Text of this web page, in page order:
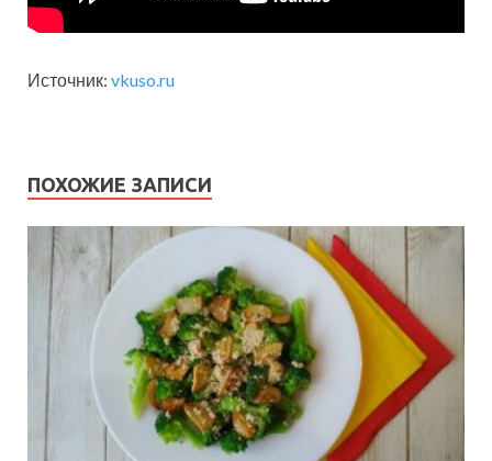
Источник: vkuso.ru
ПОХОЖИЕ ЗАПИСИ